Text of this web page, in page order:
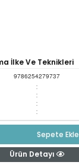
İlke Ve Teknikleri
9786254279737
:
:
:
:
Sepete Ekle
Ürün Detayı